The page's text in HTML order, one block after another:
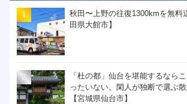
秋田〜上野の往復1300kmを無料
田県大館市】
「杜の都」仙台を堪能するなら
ったいない。閑人が独断で選ぶ
【宮城県仙台市】